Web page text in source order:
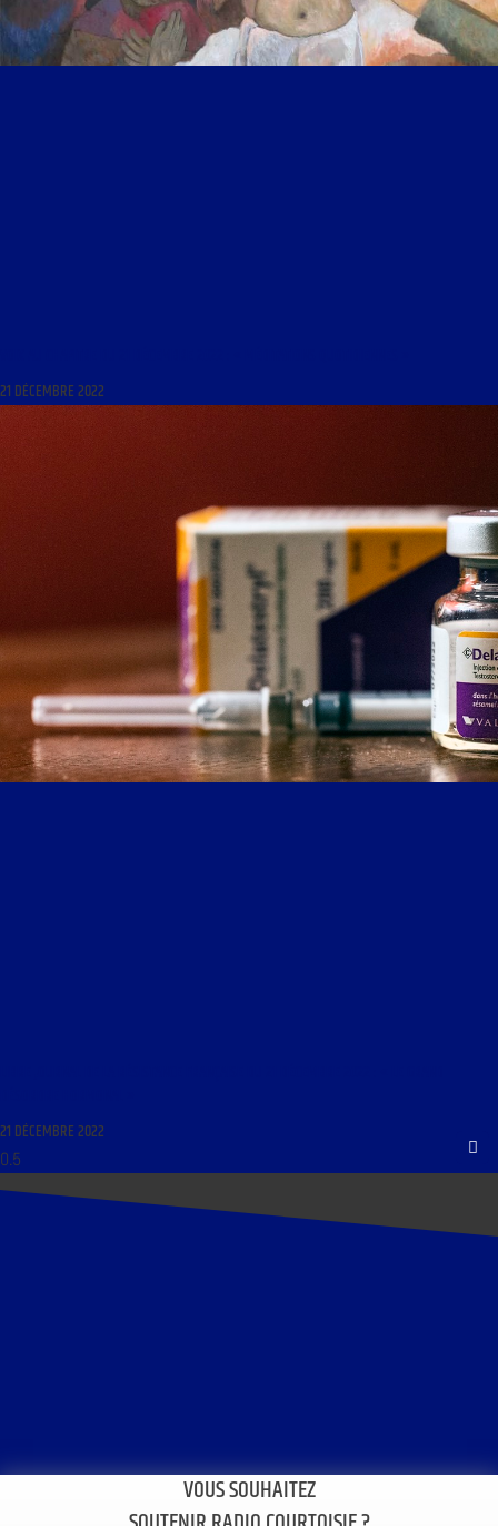
21 DÉCEMBRE 2022
21 DÉCEMBRE 2022
VOUS SOUHAITEZ